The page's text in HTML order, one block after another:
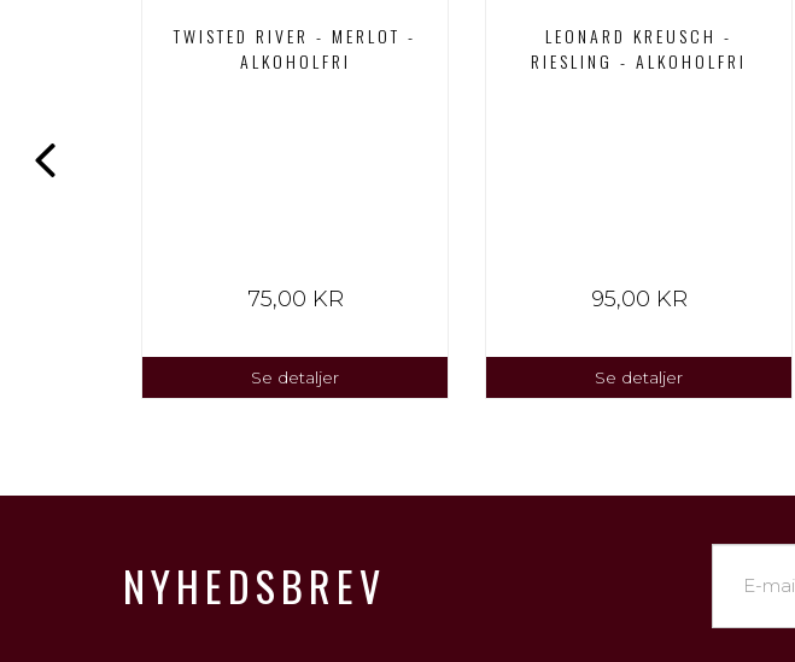
TWISTED RIVER - MERLOT -
ALKOHOLFRI
75,00 KR
Se detaljer
LEONARD KREUSCH -
RIESLING - ALKOHOLFRI
95,00 KR
Se detaljer
NYHEDSBREV